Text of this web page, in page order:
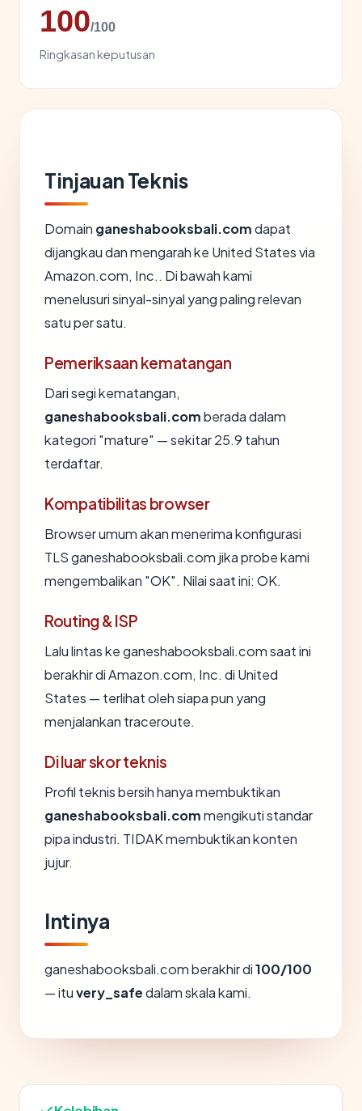
100/100
Ringkasan keputusan
Tinjauan Teknis
Domain ganeshabooksbali.comdapat
dijangkau dan mengarah ke United States via
Amazon.com, Inc.. Di bawah kami
menelusuri sinyal-sinyal yang paling relevan
satu per satu.
Pemeriksaan kematangan
Dari segi kematangan,
ganeshabooksbali.comberada dalam
kategori "mature" — sekitar 25.9 tahun
terdaftar.
Kompatibilitas browser
Browser umum akan menerima konfigurasi
TLS ganeshabooksbali.com jika probe kami
mengembalikan "OK". Nilai saat ini: OK.
Routing & ISP
Lalu lintas ke ganeshabooksbali.com saat ini
berakhir di Amazon.com, Inc. di United
States — terlihat oleh siapa pun yang
menjalankan traceroute.
Di luar skor teknis
Profil teknis bersih hanya membuktikan
ganeshabooksbali.commengikuti standar
pipa industri. TIDAK membuktikan konten
jujur.
Intinya
ganeshabooksbali.com berakhir di100/100
— ituvery_safedalam skala kami.